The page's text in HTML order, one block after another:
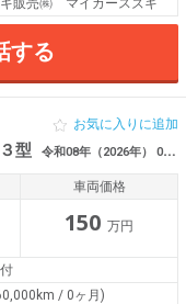
する
型 令和08年（2026年） 0.2万km 北海道函館市
お気に入りに追加
車両価格
150 万円
/ 0ヶ月)